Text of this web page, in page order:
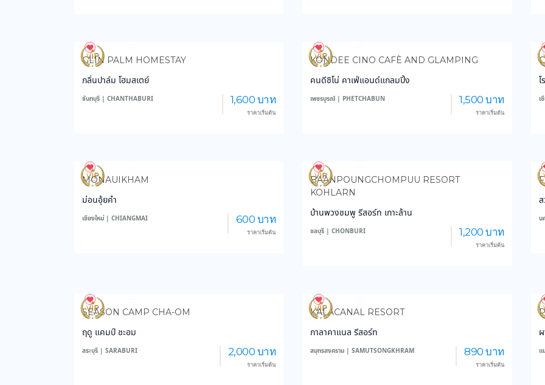
3,790
GLIN PALM HOMESTAY
กลิ่นปาล์ม โฮมสเตย์
จันทบุรี | CHANTHABURI 1,600 บาท
ราคาเริ่มต้น
3,194
KONDEE CINO CAFÈ AND GLAMPING
คนดีชิโน่ คาเฟ่แอนด์แกลมปิ้ง
เพชรบูรณ์ | PHETCHABUN 1,500 บาท
ราคาเริ่มต้น
เ
4,004
MONAUIKHAM
ม่อนอุ้ยคำ
เชียงใหม่ | CHIANGMAI 600 บาท
ราคาเริ่มต้น
4,199
BAANPOUNGCHOMPUU RESORT
KOHLARN
บ้านพวงชมพู รีสอร์ท เกาะล้าน
ชลบุรี | CHONBURI 1,200 บาท
ราคาเริ่มต้น
น
3,584
SEASON CAMP CHA-OM
ฤดู แคมป์ ชะอม
สระบุรี | SARABURI 2,000 บาท
ราคาเริ่มต้น
3,436
KALACANAL RESORT
กาลาคาแนล รีสอร์ท
สมุทรสงคราม | SAMUTSONGKHRAM 890 บาท
ราคาเริ่มต้น
แ